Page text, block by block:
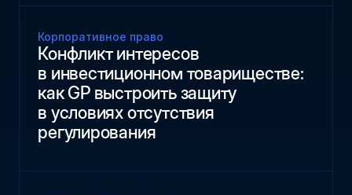
Корпоративное право
Конфликт интересов
в инвестиционном товариществе:
как GP выстроить защиту
в условиях отсутствия
регулирования